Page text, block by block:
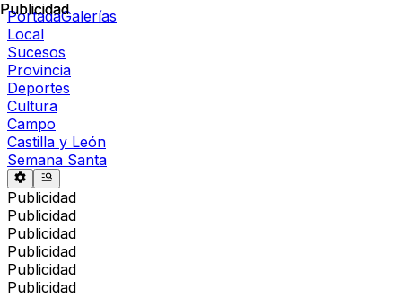
PortadaGalerías
Local
Sucesos
Provincia
Deportes
Cultura
Campo
Castilla y León
Semana Santa
Publicidad
Publicidad
Publicidad
Publicidad
Publicidad
Publicidad
Publicidad
Publicidad